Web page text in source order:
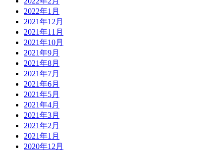
2022年1月
2021年12月
2021年11月
2021年10月
2021年9月
2021年8月
2021年7月
2021年6月
2021年5月
2021年4月
2021年3月
2021年2月
2021年1月
2020年12月